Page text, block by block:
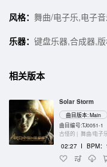
风格： 舞曲/电子乐,电子
乐器： 键盘乐器,合成器,
相关版本
Solar Storm
曲目版本: Main
曲目编号:TJ0051-1
古怪的 | 舞曲/电子
02:27 I BPM：